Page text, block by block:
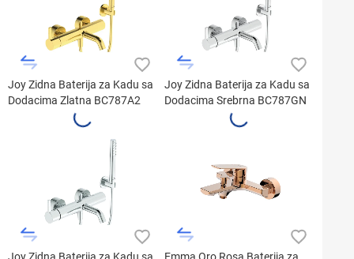
Joy Zidna Baterija za Kadu sa
Dodacima Zlatna BC787A2
Joy Zidna Baterija za Kadu sa
Dodacima Srebrna BC787GN